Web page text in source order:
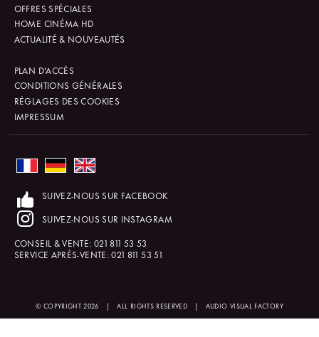
OFFRES SPÉCIALES
HOME CINÉMA HD
ACTUALITÉ & NOUVEAUTÉS
PLAN D'ACCÈS
CONDITIONS GÉNÉRALES
RÉGLAGES DES COOKIES
IMPRESSUM
SUIVEZ-NOUS SUR FACEBOOK
SUIVEZ-NOUS SUR INSTAGRAM
CONSEIL & VENTE: 021 811 53 53
SERVICE APRÈS-VENTE:021 811 53 51
© COPYRIGHT 2026 | ALL RIGHTS RESERVED | AUDIO VISUAL FACTORY